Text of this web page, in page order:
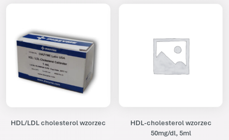
HDL/LDL cholesterol wzorzec
HDL-cholesterol wzorzec
50mg/dl, 5ml